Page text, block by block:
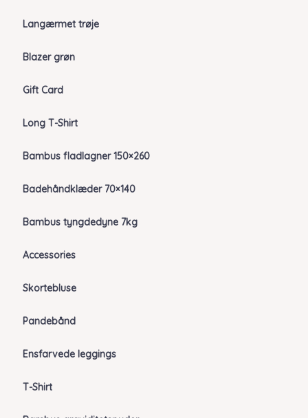
Langærmet trøje
Blazer grøn
Gift Card
Long T-Shirt
Bambus fladlagner 150×260
Badehåndklæder 70×140
Bambus tyngdedyne 7kg
Accessories
Skortebluse
Pandebånd
Ensfarvede leggings
T-Shirt